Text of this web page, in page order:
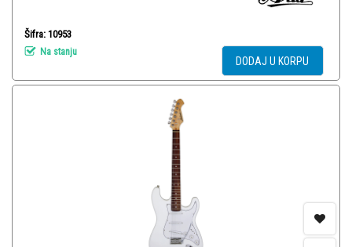
Šifra: 10953
Na stanju
DODAJ U KORPU